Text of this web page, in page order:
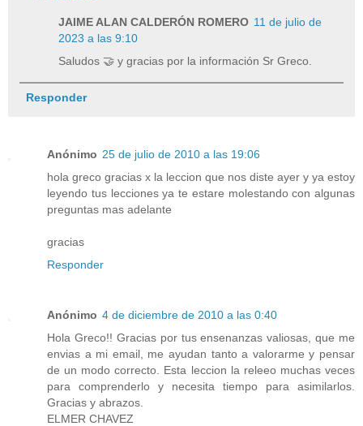
JAIME ALAN CALDERÓN ROMERO 11 de julio de
2023 a las 9:10
Saludos 🤝 y gracias por la información Sr Greco.
Responder
Anónimo 25 de julio de 2010 a las 19:06
hola greco gracias x la leccion que nos diste ayer y ya estoy
leyendo tus lecciones ya te estare molestando con algunas
preguntas mas adelante
gracias
Responder
Anónimo 4 de diciembre de 2010 a las 0:40
Hola Greco!! Gracias por tus ensenanzas valiosas, que me
envias a mi email, me ayudan tanto a valorarme y pensar
de un modo correcto. Esta leccion la releeo muchas veces
para comprenderlo y necesita tiempo para asimilarlos.
Gracias y abrazos.
ELMER CHAVEZ